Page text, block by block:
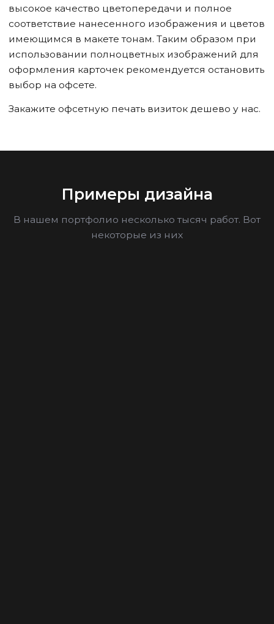
высокое качество цветопередачи и полное
соответствие нанесенного изображения и цветов
имеющимся в макете тонам. Таким образом при
использовании полноцветных изображений для
оформления карточек рекомендуется остановить
выбор на офсете.
Закажите офсетную печать визиток дешево у нас.
Примеры дизайна
В нашем портфолио несколько тысяч работ. Вот
некоторые из них